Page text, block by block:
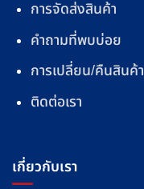
การจัดส่งสินค้า
คำถามที่พบบ่อย
การเปลี่ยน/คืนสินค้า
ติดต่อเรา
เกี่ยวกับเรา